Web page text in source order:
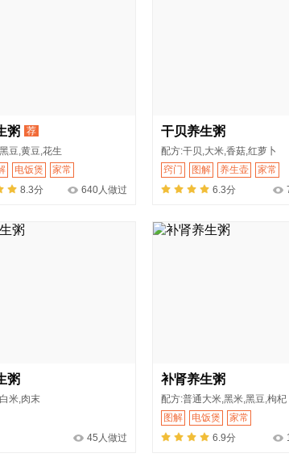
粥 荐
豆,黄豆,花生
电饭煲
家常
8.3分
640人做过
干贝养生粥
配方:干贝,大米,香菇,红萝卜
窍门
图解 养生壶
家常
6.3分
粥
米,肉末
45人做过
补肾养生粥
配方:普通大米,黑米,黑豆,枸杞
图解
电饭煲
家常
6.9分